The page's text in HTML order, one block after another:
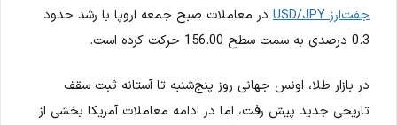
جفت‌ارز USD/JPY
در معاملات صبح جمعه اروپا با رشد حدود
0.3 درصدی به سمت سطح 156.00 حرکت کرده است.
در بازار طلا، اونس جهانی روز پنج‌شنبه تا آستانه ثبت سقف
تاریخی جدید پیش رفت، اما در ادامه معاملات آمریکا بخشی از